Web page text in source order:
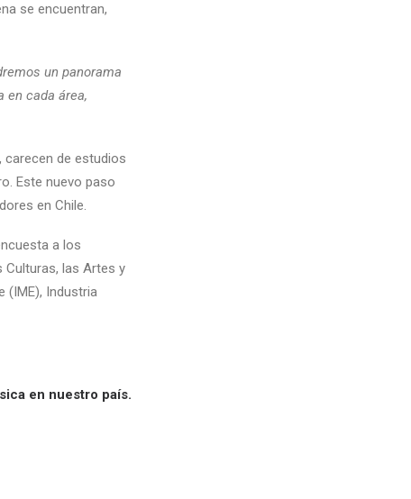
se encuentran,
un panorama
en cada área,
carecen de estudios
Este nuevo paso
en Chile.
a los
Culturas, las Artes y
(IME), Industria
en nuestro país.